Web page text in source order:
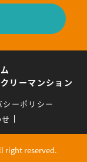
リーマンション
シーポリシー
right reserved.